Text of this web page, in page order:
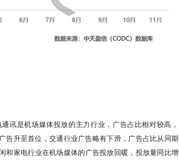
讯是机场媒体投放的主力行业，广告占比相对较高，
告升至首位，交通行业广告略有下滑，广告占比从同期
和家电行业在机场媒体的广告投放回暖，投放量同比增